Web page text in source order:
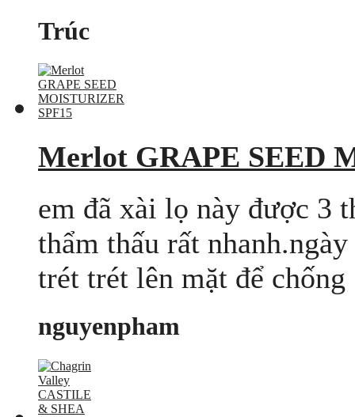
Trúc
Merlot GRAPE SEED
em đã xài lọ này được 3
thẩm thấu rất
trét trét lên mặt để chống
nguyenpham